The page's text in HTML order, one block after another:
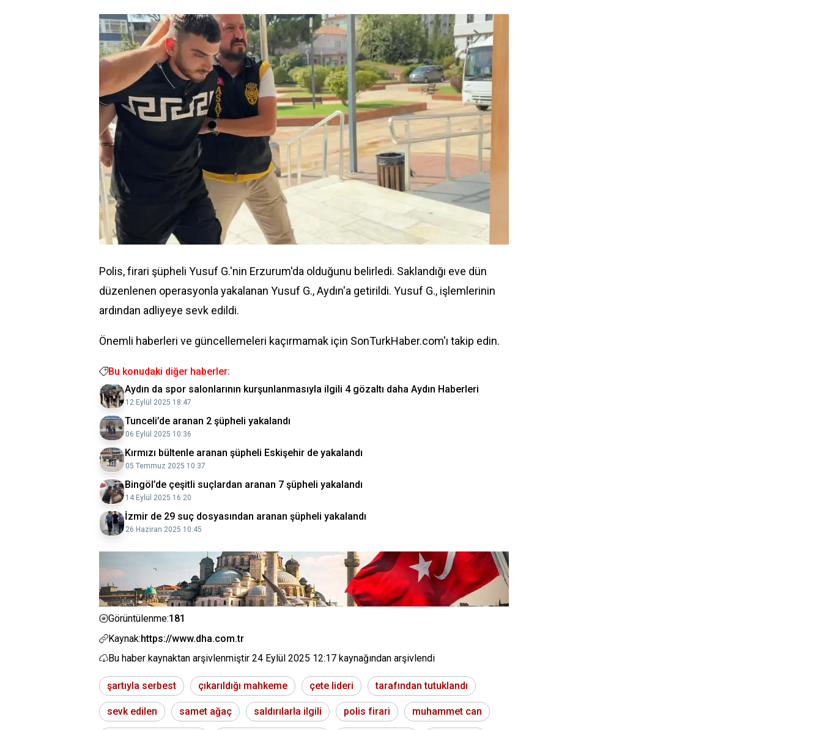
Polis, firari şüpheli Yusuf G.'nin Erzurum'da olduğunu belirledi. Saklandığı eve dün
düzenlenen operasyonla yakalanan Yusuf G.,Aydın'a getirildi. Yusuf G., işlemlerinin
ardından adliyeye sevk edildi.
Önemli haberleri ve güncellemeleri kaçırmamak için SonTurkHaber.com'ı takip edin.
Bu konudaki diğer haberler:
Aydın da spor salonlarının kurşunlanmasıyla ilgili 4 gözaltı daha Aydın Haberleri
12 Eylül 2025 18:47
Tunceli’de aranan 2 şüpheli yakalandı
06 Eylül 2025 10:36
Kırmızı bültenle aranan şüpheli Eskişehir de yakalandı
05 Temmuz 2025 10:37
Bingöl’de çeşitli suçlardan aranan 7 şüpheli yakalandı
14 Eylül 2025 16:20
İzmir de 29 suç dosyasından aranan şüpheli yakalandı
26 Haziran 2025 10:45
Görüntülenme:181
Kaynak:https://www.dha.com.tr
Bu haber kaynaktan arşivlenmiştir 24 Eylül 2025 12:17 kaynağından arşivlendi
şartıyla serbest çıkarıldığı mahkeme çete lideri tarafından tutuklandı
sevk edilen samet ağaç saldırılarla ilgili polis firari muhammet can